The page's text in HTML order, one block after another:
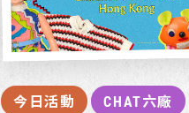
今日活動 CHAT六廠